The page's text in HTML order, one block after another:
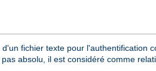
fichier texte pour l'authentification
absolu, il est considéré comme